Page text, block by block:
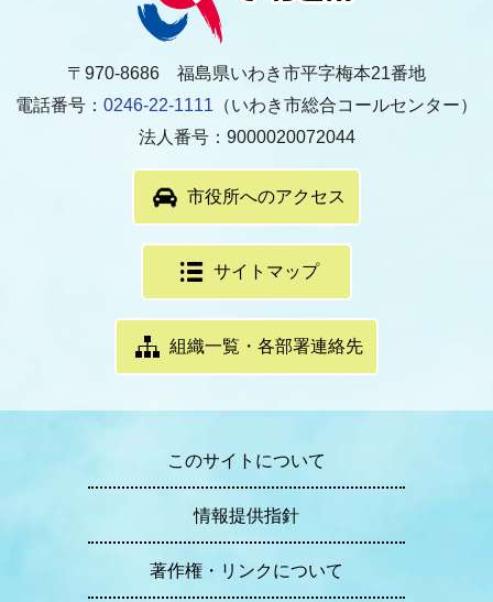
〒970-8686 福島県いわき市平字梅本21番地
電話番号： 0246-22-1111 （いわき市総合コールセンター）
法人番号：9000020072044
市役所へのアクセス
サイトマップ
組織一覧・各部署連絡先
このサイトについて
情報提供指針
著作権・リンクについて